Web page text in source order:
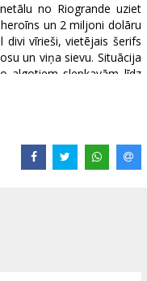
no Riogrande uziet
un 2 miljoni dolāru
divi vīrieši, vietējais šerifs
un viņa sievu. Situācija
algotiem slepkavām līdz
sāk viņus vajāt, lai
Josh Brolin, Woody